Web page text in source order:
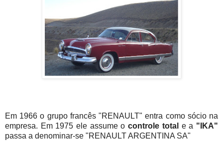
Em 1966 o grupo francês "RENAULT" entra como sócio na
empresa. Em 1975 ele assume ocontrole total e a "IKA"
passa a denominar-se "RENAULT ARGENTINA SA"